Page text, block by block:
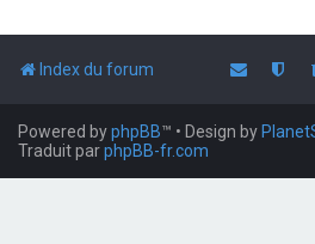
Index du forum
Powered byphpBB™ • Design by
Traduit parphpBB-fr.com